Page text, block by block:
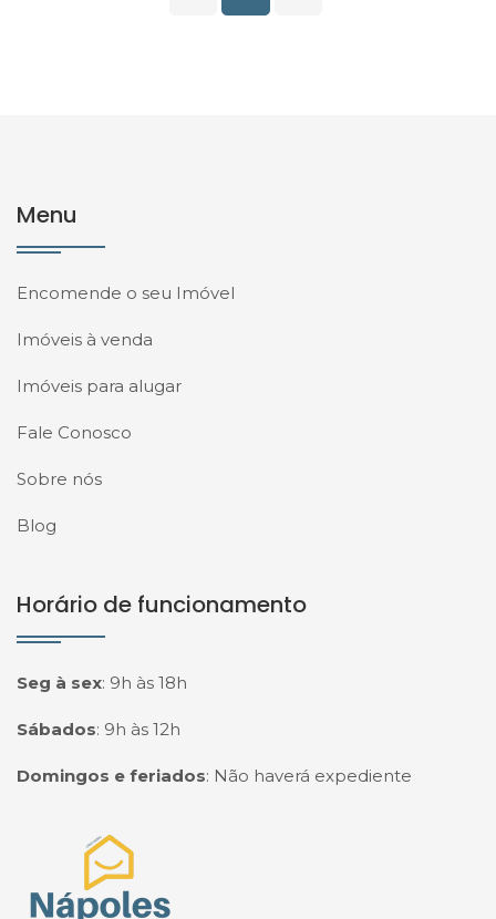
Menu
Encomende o seu Imóvel
Imóveis à venda
Imóveis para alugar
Fale Conosco
Sobre nós
Blog
Horário de funcionamento
Seg à sex: 9h às 18h
Sábados: 9h às 12h
Domingos e feriados: Não haverá expediente
Página inicial